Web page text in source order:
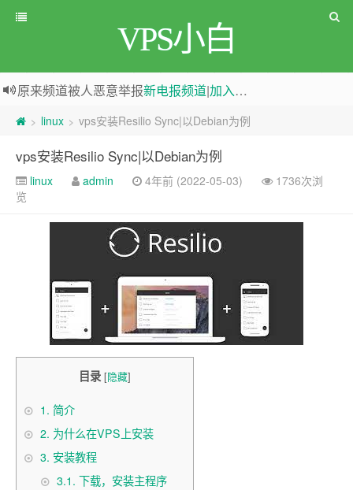
VPS小白
原来频道被人恶意举报新电报频道|加入电报群
greenwebpage|香港|日本|新加坡|美国等多地vps测评|移动直连|1Gbps带宽|年付€29
> linux > vps安装Resilio Sync|以Debian为例
vps安装Resilio Sync|以Debian为例
linux admin 4年前 (2022-05-03)
1736次浏
览
目录 [隐藏]
1. 简介
2. 为什么在VPS上安装
3. 安装教程
3.1. 下载，安装主程序